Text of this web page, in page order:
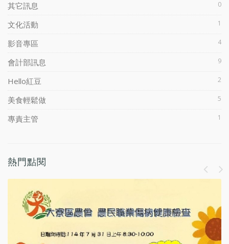
其它訊息 0
文化活動 1
影音專區 4
會計部訊息 9
Hello紅豆 2
美食輕鬆做 5
專責主管 1
熱門點閱